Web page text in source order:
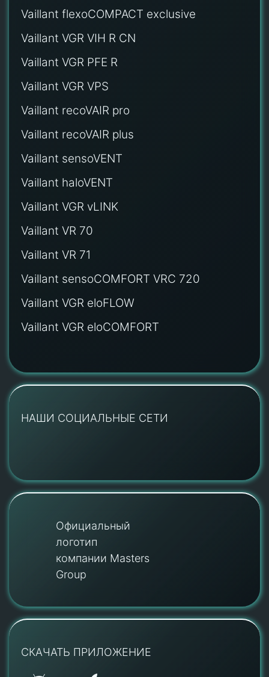
Vaillant flexoCOMPACT exclusive
Vaillant VGR VIH R CN
Vaillant VGR PFE R
Vaillant VGR VPS
Vaillant recoVAIR pro
Vaillant recoVAIR plus
Vaillant sensoVENT
Vaillant haloVENT
Vaillant VGR vLINK
Vaillant VR 70
Vaillant VR 71
Vaillant sensoCOMFORT VRC 720
Vaillant VGR eloFLOW
Vaillant VGR eloCOMFORT
НАШИ СОЦИАЛЬНЫЕ СЕТИ
Официальный
логотип
компании Masters
Group
СКАЧАТЬ ПРИЛОЖЕНИЕ